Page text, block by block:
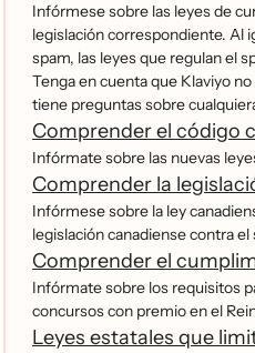
Infórmese sobre las leyes de
legislación correspondiente. Al
spam, las leyes que regulan el
Tenga en cuenta que Klaviyo
tiene preguntas sobre
Comprender el código
Infórmate sobre las nuevas
Comprender la
Infórmese sobre la ley
legislación canadiense contra el
Comprender el
Infórmate sobre los requisitos
concursos con premio en el
Leyes estatales que